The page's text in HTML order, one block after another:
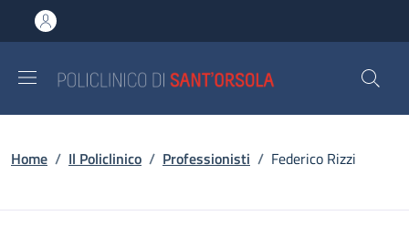
al contenuto principale
to footer content
Briciole di pane
Home / Il Policlinico / Professionisti / Federico Rizzi